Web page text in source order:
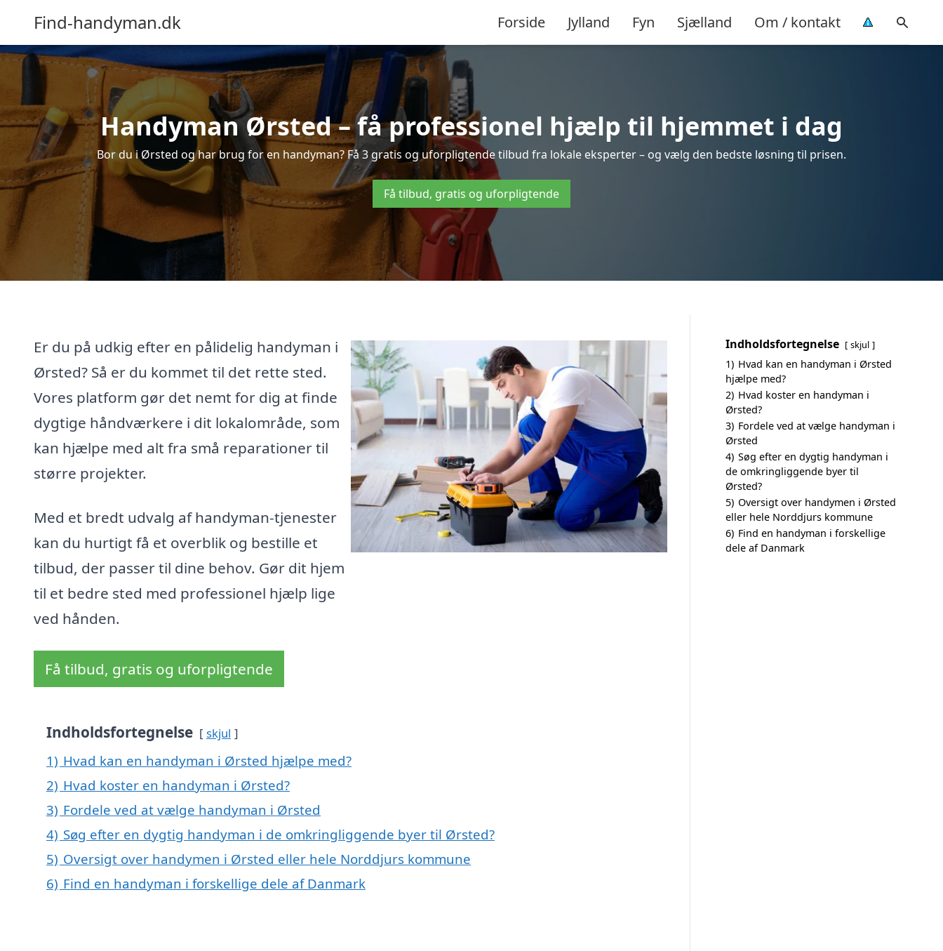
Find-handyman.dk Forside Jylland Fyn Sjælland Om / kontakt
Handyman Ørsted – få professionel hjælp til hjemmet i dag
Bor du i Ørsted og har brug for en handyman? Få 3 gratis og uforpligtende tilbud fra lokale eksperter – og vælg den bedste løsning til prisen.
Få tilbud, gratis og uforpligtende
Er du på udkig efter en pålidelig handyman i
Ørsted? Så er du kommet til det rette sted.
Vores platform gør det nemt for dig at finde
dygtige håndværkere i dit lokalområde, som
kan hjælpe med alt fra små reparationer til
større projekter.
Med et bredt udvalg af handyman-tjenester
kan du hurtigt få et overblik og bestille et
tilbud, der passer til dine behov. Gør dit hjem
til et bedre sted med professionel hjælp lige
ved hånden.
Få tilbud, gratis og uforpligtende
Indholdsfortegnelse skjul
1) Hvad kan en handyman i Ørsted hjælpe med?
2) Hvad koster en handyman i Ørsted?
3) Fordele ved at vælge handyman i Ørsted
4) Søg efter en dygtig handyman i de omkringliggende byer til Ørsted?
5) Oversigt over handymen i Ørsted eller hele Norddjurs kommune
6) Find en handyman i forskellige dele af Danmark
Indholdsfortegnelse skjul
1) Hvad kan en handyman i Ørsted
hjælpe med?
2) Hvad koster en handyman i
Ørsted?
3) Fordele ved at vælge handyman i
Ørsted
4) Søg efter en dygtig handyman i
de omkringliggende byer til
Ørsted?
5) Oversigt over handymen i Ørsted
eller hele Norddjurs kommune
6) Find en handyman i forskellige
dele af Danmark